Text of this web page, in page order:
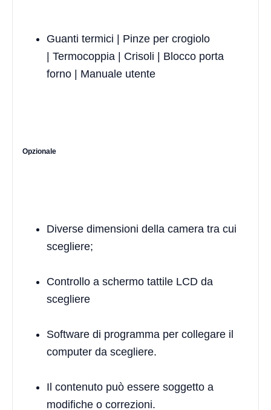
Guanti termici | Pinze per crogiolo
| Termocoppia | Crisoli | Blocco porta
forno | Manuale utente
Opzionale
Diverse dimensioni della camera tra cui
scegliere;
Controllo a schermo tattile LCD da
scegliere
Software di programma per collegare il
computer da scegliere.
Il contenuto può essere soggetto a
modifiche o correzioni.